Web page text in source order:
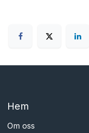
Hem​​
Om oss